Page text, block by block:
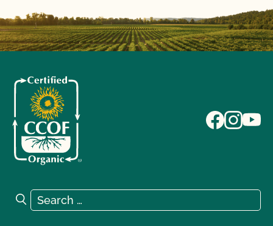
Search for:
Search